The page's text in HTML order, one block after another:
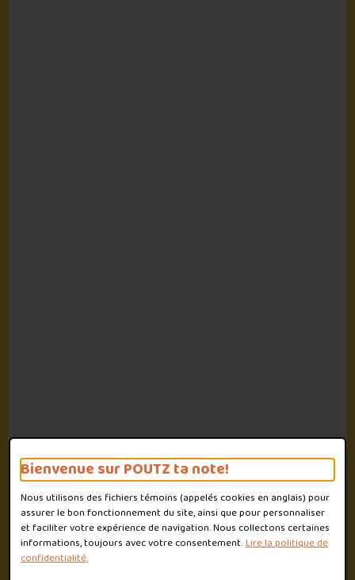
Bienvenue sur POUTZ ta note!
Nous utilisons des fichiers témoins (appelés cookies en anglais) pour
assurer le bon fonctionnement du site, ainsi que pour personnaliser
et faciliter votre expérience de navigation. Nous collectons certaines
informations, toujours avec votre consentement.Lire la politique de
confidentialité.